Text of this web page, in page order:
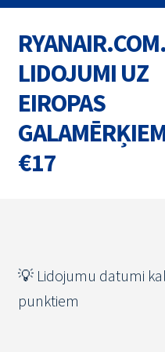
Skip
to
navigation
Skip
to
content
LIDOJUMI UZ
EIROPAS
€17
MARŠRUTI
💡 Lidojumu datumi
punktiem